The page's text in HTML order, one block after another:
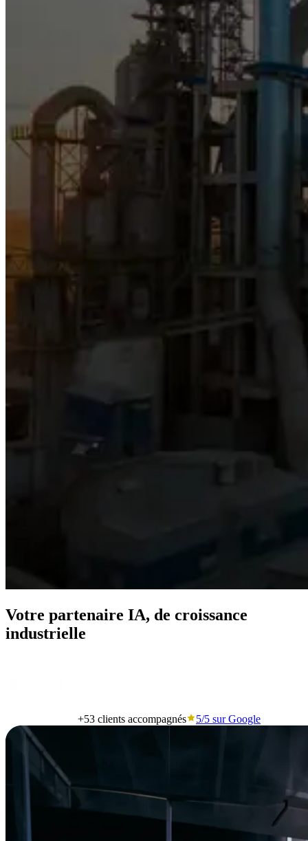
Votre partenaire IA, de croissance
industrielle
+53 clients accompagnés 5/5 sur Google